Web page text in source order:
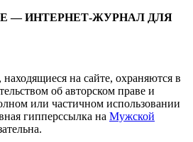
— ИНТЕРНЕТ-ЖУРНАЛ ДЛЯ
на сайте, охраняются в
об авторском праве и
или частичном использовании
гипперссылка на Мужской